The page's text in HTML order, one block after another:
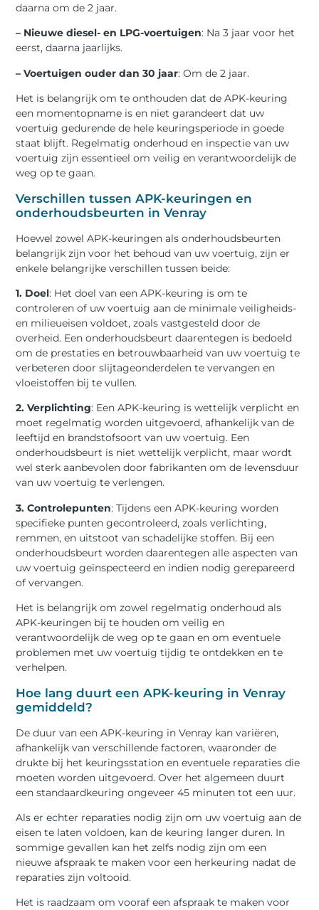
daarna om de 2 jaar.
– Nieuwe diesel- en LPG-voertuigen: Na 3 jaar voor het
eerst, daarna jaarlijks.
– Voertuigen ouder dan 30 jaar: Om de 2 jaar.
Het is belangrijk om te onthouden dat de APK-keuring
een momentopname is en niet garandeert dat uw
voertuig gedurende de hele keuringsperiode in goede
staat blijft. Regelmatig onderhoud en inspectie van uw
voertuig zijn essentieel om veilig en verantwoordelijk de
weg op te gaan.
Verschillen tussen APK-keuringen en
onderhoudsbeurten in Venray
Hoewel zowel APK-keuringen als onderhoudsbeurten
belangrijk zijn voor het behoud van uw voertuig, zijn er
enkele belangrijke verschillen tussen beide:
1. Doel: Het doel van een APK-keuring is om te
controleren of uw voertuig aan de minimale veiligheids-
en milieueisen voldoet, zoals vastgesteld door de
overheid. Een onderhoudsbeurt daarentegen is bedoeld
om de prestaties en betrouwbaarheid van uw voertuig te
verbeteren door slijtageonderdelen te vervangen en
vloeistoffen bij te vullen.
2. Verplichting: Een APK-keuring is wettelijk verplicht en
moet regelmatig worden uitgevoerd, afhankelijk van de
leeftijd en brandstofsoort van uw voertuig. Een
onderhoudsbeurt is niet wettelijk verplicht, maar wordt
wel sterk aanbevolen door fabrikanten om de levensduur
van uw voertuig te verlengen.
3. Controlepunten: Tijdens een APK-keuring worden
specifieke punten gecontroleerd, zoals verlichting,
remmen, en uitstoot van schadelijke stoffen. Bij een
onderhoudsbeurt worden daarentegen alle aspecten van
uw voertuig geïnspecteerd en indien nodig gerepareerd
of vervangen.
Het is belangrijk om zowel regelmatig onderhoud als
APK-keuringen bij te houden om veilig en
verantwoordelijk de weg op te gaan en om eventuele
problemen met uw voertuig tijdig te ontdekken en te
verhelpen.
Hoe lang duurt een APK-keuring in Venray
gemiddeld?
De duur van een APK-keuring in Venray kan variëren,
afhankelijk van verschillende factoren, waaronder de
drukte bij het keuringsstation en eventuele reparaties die
moeten worden uitgevoerd. Over het algemeen duurt
een standaardkeuring ongeveer 45 minuten tot een uur.
Als er echter reparaties nodig zijn om uw voertuig aan de
eisen te laten voldoen, kan de keuring langer duren. In
sommige gevallen kan het zelfs nodig zijn om een
nieuwe afspraak te maken voor een herkeuring nadat de
reparaties zijn voltooid.
Het is raadzaam om vooraf een afspraak te maken voor